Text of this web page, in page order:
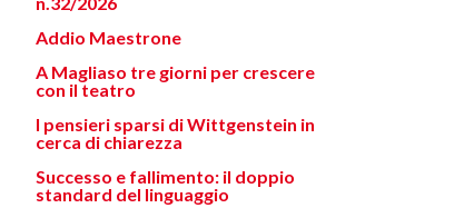
Addio Maestrone
A Magliaso tre giorni per crescere
con il teatro
I pensieri sparsi di Wittgenstein in
cerca di chiarezza
Successo e fallimento: il doppio
standard del linguaggio